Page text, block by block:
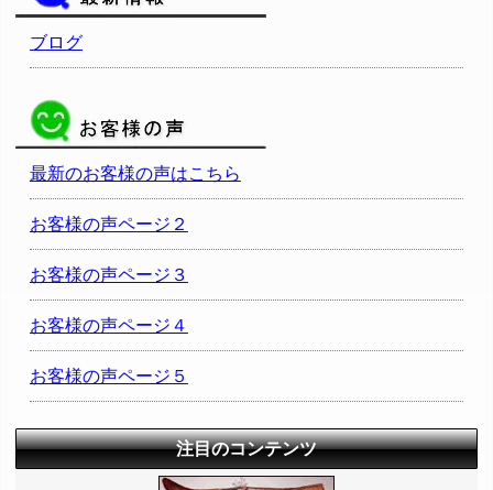
ブログ
最新のお客様の声はこちら
お客様の声ページ２
お客様の声ページ３
お客様の声ページ４
お客様の声ページ５
注目のコンテンツ